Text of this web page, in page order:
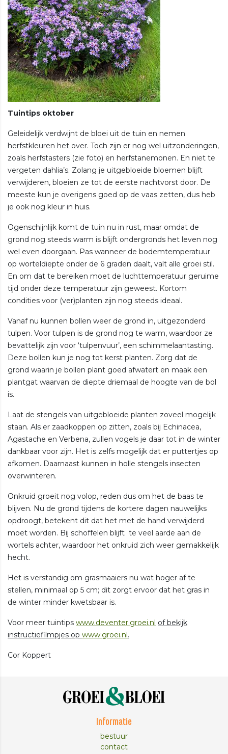
Tuintips oktober
Geleidelijk verdwijnt de bloei uit de tuin en nemen
herfstkleuren het over. Toch zijn er nog wel uitzonderingen,
zoals herfstasters (zie foto) en herfstanemonen. En niet te
vergeten dahlia’s. Zolang je uitgebloeide bloemen blijft
verwijderen, bloeien ze tot de eerste nachtvorst door. De
meeste kun je overigens goed op de vaas zetten, dus heb
je ook nog kleur in huis.
Ogenschijnlijk komt de tuin nu in rust, maar omdat de
grond nog steeds warm is blijft ondergronds het leven nog
wel even doorgaan. Pas wanneer de bodemtemperatuur
op worteldiepte onder de 6 graden daalt, valt alle groei stil.
En om dat te bereiken moet de luchttemperatuur geruime
tijd onder deze temperatuur zijn geweest. Kortom
condities voor (ver)planten zijn nog steeds ideaal.
Vanaf nu kunnen bollen weer de grond in, uitgezonderd
tulpen. Voor tulpen is de grond nog te warm, waardoor ze
bevattelijk zijn voor ‘tulpenvuur’, een schimmelaantasting.
Deze bollen kun je nog tot kerst planten. Zorg dat de
grond waarin je bollen plant goed afwatert en maak een
plantgat waarvan de diepte driemaal de hoogte van de bol
is.
Laat de stengels van uitgebloeide planten zoveel mogelijk
staan. Als er zaadkoppen op zitten, zoals bij Echinacea,
Agastache en Verbena, zullen vogels je daar tot in de winter
dankbaar voor zijn. Het is zelfs mogelijk dat er puttertjes op
afkomen. Daarnaast kunnen in holle stengels insecten
overwinteren.
Onkruid groeit nog volop, reden dus om het de baas te
blijven. Nu de grond tijdens de kortere dagen nauwelijks
opdroogt, betekent dit dat het met de hand verwijderd
moet worden. Bij schoffelen blijft te veel aarde aan de
wortels achter, waardoor het onkruid zich weer gemakkelijk
hecht.
Het is verstandig om grasmaaiers nu wat hoger af te
stellen, minimaal op 5 cm; dit zorgt ervoor dat het gras in
de winter minder kwetsbaar is.
Voor meer tuintips www.deventer.groei.nl of bekijk
instructiefilmpjes op www.groei.nl.
Cor Koppert
Informatie
bestuur
contact